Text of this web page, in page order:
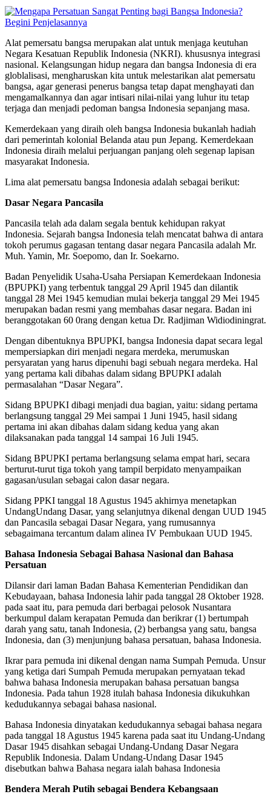
Alat pemersatu bangsa merupakan alat untuk menjaga keutuhan
Negara Kesatuan Republik Indonesia (NKRI). khususnya integrasi
nasional. Kelangsungan hidup negara dan bangsa Indonesia di era
globlalisasi, mengharuskan kita untuk melestarikan alat pemersatu
bangsa, agar generasi penerus bangsa tetap dapat menghayati dan
mengamalkannya dan agar intisari nilai-nilai yang luhur itu tetap
terjaga dan menjadi pedoman bangsa Indonesia sepanjang masa.
Kemerdekaan yang diraih oleh bangsa Indonesia bukanlah hadiah
dari pemerintah kolonial Belanda atau pun Jepang. Kemerdekaan
Indonesia diraih melalui perjuangan panjang oleh segenap lapisan
masyarakat Indonesia.
Lima alat pemersatu bangsa Indonesia adalah sebagai berikut:
Dasar Negara Pancasila
Pancasila telah ada dalam segala bentuk kehidupan rakyat
Indonesia. Sejarah bangsa Indonesia telah mencatat bahwa di antara
tokoh perumus gagasan tentang dasar negara Pancasila adalah Mr.
Muh. Yamin, Mr. Soepomo, dan Ir. Soekarno.
Badan Penyelidik Usaha-Usaha Persiapan Kemerdekaan Indonesia
(BPUPKI) yang terbentuk tanggal 29 April 1945 dan dilantik
tanggal 28 Mei 1945 kemudian mulai bekerja tanggal 29 Mei 1945
merupakan badan resmi yang membahas dasar negara. Badan ini
beranggotakan 60 0rang dengan ketua Dr. Radjiman Widiodiningrat.
Dengan dibentuknya BPUPKI, bangsa Indonesia dapat secara legal
mempersiapkan diri menjadi negara merdeka, merumuskan
persyaratan yang harus dipenuhi bagi sebuah negara merdeka. Hal
yang pertama kali dibahas dalam sidang BPUPKI adalah
permasalahan “Dasar Negara”.
Sidang BPUPKI dibagi menjadi dua bagian, yaitu: sidang pertama
berlangsung tanggal 29 Mei sampai 1 Juni 1945, hasil sidang
pertama ini akan dibahas dalam sidang kedua yang akan
dilaksanakan pada tanggal 14 sampai 16 Juli 1945.
Sidang BPUPKI pertama berlangsung selama empat hari, secara
berturut-turut tiga tokoh yang tampil berpidato menyampaikan
gagasan/usulan sebagai calon dasar negara.
Sidang PPKI tanggal 18 Agustus 1945 akhirnya menetapkan
UndangUndang Dasar, yang selanjutnya dikenal dengan UUD 1945
dan Pancasila sebagai Dasar Negara, yang rumusannya
sebagaimana tercantum dalam alinea IV Pembukaan UUD 1945.
Bahasa Indonesia Sebagai Bahasa Nasional dan Bahasa
Persatuan
Dilansir dari laman Badan Bahasa Kementerian Pendidikan dan
Kebudayaan, bahasa Indonesia lahir pada tanggal 28 Oktober 1928.
pada saat itu, para pemuda dari berbagai pelosok Nusantara
berkumpul dalam kerapatan Pemuda dan berikrar (1) bertumpah
darah yang satu, tanah Indonesia, (2) berbangsa yang satu, bangsa
Indonesia, dan (3) menjunjung bahasa persatuan, bahasa Indonesia.
Ikrar para pemuda ini dikenal dengan nama Sumpah Pemuda. Unsur
yang ketiga dari Sumpah Pemuda merupakan pernyataan tekad
bahwa bahasa Indonesia merupakan bahasa persatuan bangsa
Indonesia. Pada tahun 1928 itulah bahasa Indonesia dikukuhkan
kedudukannya sebagai bahasa nasional.
Bahasa Indonesia dinyatakan kedudukannya sebagai bahasa negara
pada tanggal 18 Agustus 1945 karena pada saat itu Undang-Undang
Dasar 1945 disahkan sebagai Undang-Undang Dasar Negara
Republik Indonesia. Dalam Undang-Undang Dasar 1945
disebutkan bahwa Bahasa negara ialah bahasa Indonesia
Bendera Merah Putih sebagai Bendera Kebangsaan